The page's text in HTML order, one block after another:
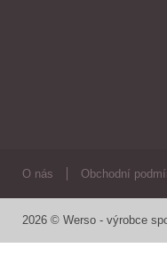
O nás Obchodní
2026 © Werso - výrobce